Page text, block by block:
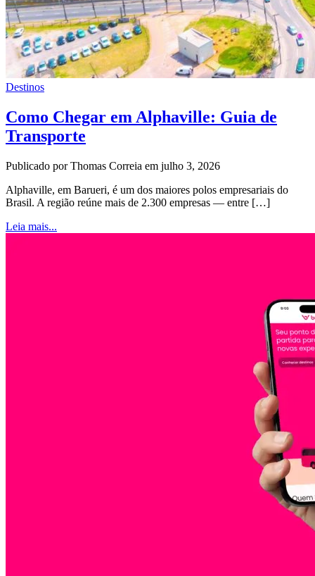
Destinos
Como Chegar em Alphaville: Guia de
Transporte
Publicado por Thomas Correia em julho 3, 2026
Alphaville, em Barueri, é um dos maiores polos empresariais do
Brasil. A região reúne mais de 2.300 empresas — entre […]
Leia mais...